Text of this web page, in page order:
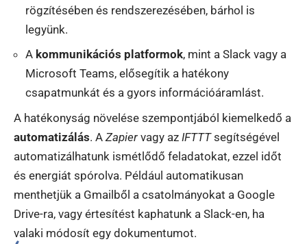
rögzítésében és rendszerezésében, bárhol is
legyünk.
A kommunikációs platformok, mint a Slack vagy a
Microsoft Teams, elősegítik a hatékony
csapatmunkát és a gyors információáramlást.
A hatékonyság növelése szempontjából kiemelkedő a
automatizálás. A Zapier vagy az IFTTTsegítségével
automatizálhatunk ismétlődő feladatokat, ezzel időt
és energiát spórolva. Például automatikusan
menthetjük a Gmailből a csatolmányokat a Google
Drive-ra, vagy értesítést kaphatunk a Slack-en, ha
valaki módosít egy dokumentumot.